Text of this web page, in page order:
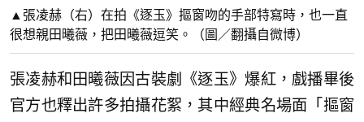
▲張凌赫（右）在拍《逐玉》摳窗吻的手部特寫時，也一直
很想親田曦薇，把田曦薇逗笑。（圖／翻攝自微博）
張凌赫和田曦薇因古裝劇《逐玉》爆紅，戲播畢後
官方也釋出許多拍攝花絮，其中經典名場面「摳窗